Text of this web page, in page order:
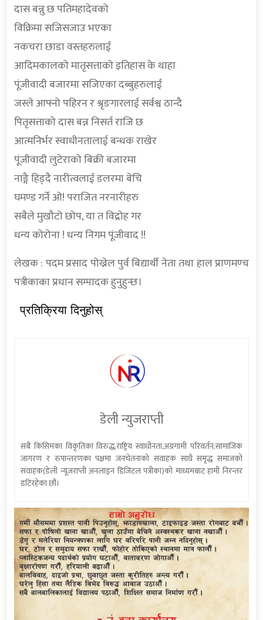
दास बन्नु छ पतिमहादेवको
विक्रिमा सजिसजाउ भएका
नकचरा छाडा वस्तहरुलाई
आदिमकालको मातृसत्ताको इतिहास के थाहा
पूंजीवादी बजारमा सजिएका दब्बुहरुलाई
जस्ले आफ्नो पहिरन र श्रृङगारलाई सर्वश्व ठान्दै
पितृसत्ताको दास बन्न निसर्त राजि छ
आत्मनिर्भर स्वाधीनतालाई बन्धक राखेर
पूंजीवादी लुटेराको बिक्री बजारमा
नाङ्गै हिड्दै नारीत्वलाई डलरमा बेचि
घमण्ड गर्ने ओ! पराजित नरनारीहरु
सबैले मुखौटो छोप, या त विद्रोह गर
धन्य कोरोना ! धन्य निगम पूंजीवाद !!
लेखक : पदम प्रसाद पोख्रेल पुर्व बिद्यार्थी नेता तथा हाल प्राणमण्च
पत्रीकाका प्रधान सम्पादक हुनुहुन्छ।
प्रतिक्रिया दिनुहोस्
डेली न्युजराप्ती
सबै किसिमका विकृतिका विरुद्ध,राष्ट्रिय स्वाधीनता,अग्रगामी परिवर्तन,सामाजिक
जागरण र रुपान्तरणका पक्षमा जनचेतनाको संवाहक साथै समृद्ध समाजको
संवाहक(डेली न्यूजराप्ती अनलाइन डिजिटल पत्रीका)को माध्यमबाट हामी निरन्तर
डटिरहेका छौं।